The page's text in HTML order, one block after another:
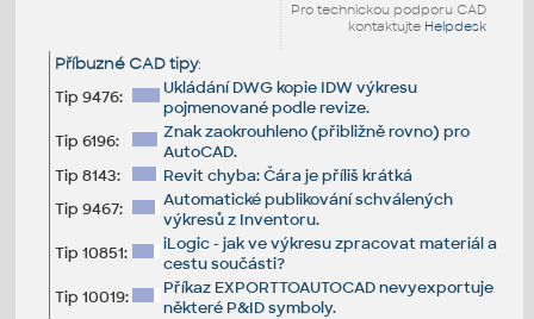
Pro technickou podporu CAD
kontaktujte Helpdesk
Příbuzné CAD tipy:
Tip 9476:
Ukládání DWG kopie IDW výkresu
pojmenované podle revize.
Tip 6196:
Znak zaokrouhleno (přibližně rovno) pro
AutoCAD.
Tip 8143:
Revit chyba: Čára je příliš krátká
Tip 9467:
Automatické publikování schválených
výkresů z Inventoru.
Tip 10851:
iLogic - jak ve výkresu zpracovat materiál a
cestu součásti?
Tip 10019:
Příkaz EXPORTTOAUTOCAD nevyexportuje
některé P&ID symboly.